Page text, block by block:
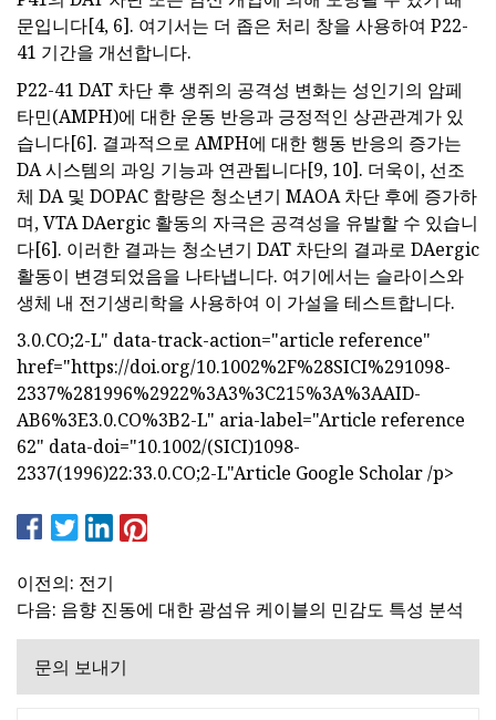
문입니다[4, 6]. 여기서는 더 좁은 처리 창을 사용하여 P22-
41 기간을 개선합니다.
P22-41 DAT 차단 후 생쥐의 공격성 변화는 성인기의 암페
타민(AMPH)에 대한 운동 반응과 긍정적인 상관관계가 있
습니다[6]. 결과적으로 AMPH에 대한 행동 반응의 증가는
DA 시스템의 과잉 기능과 연관됩니다[9, 10]. 더욱이, 선조
체 DA 및 DOPAC 함량은 청소년기 MAOA 차단 후에 증가하
며, VTA DAergic 활동의 자극은 공격성을 유발할 수 있습니
다[6]. 이러한 결과는 청소년기 DAT 차단의 결과로 DAergic
활동이 변경되었음을 나타냅니다. 여기에서는 슬라이스와
생체 내 전기생리학을 사용하여 이 가설을 테스트합니다.
3.0.CO;2-L" data-track-action="article reference"
href="https://doi.org/10.1002%2F%28SICI%291098-
2337%281996%2922%3A3%3C215%3A%3AAID-
AB6%3E3.0.CO%3B2-L" aria-label="Article reference
62" data-doi="10.1002/(SICI)1098-
2337(1996)22:33.0.CO;2-L"Article Google Scholar /p>
이전의: 전기
다음: 음향 진동에 대한 광섬유 케이블의 민감도 특성 분석
문의 보내기